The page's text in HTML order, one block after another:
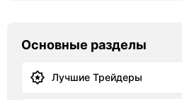
Основные разделы
Лучшие Трейдеры